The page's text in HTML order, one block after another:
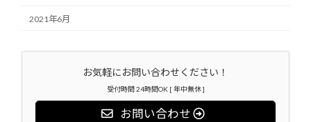
2021年6月
お気軽にお問い合わせください！
受付時間 24時間OK [ 年中無休 ]
お問い合わせ